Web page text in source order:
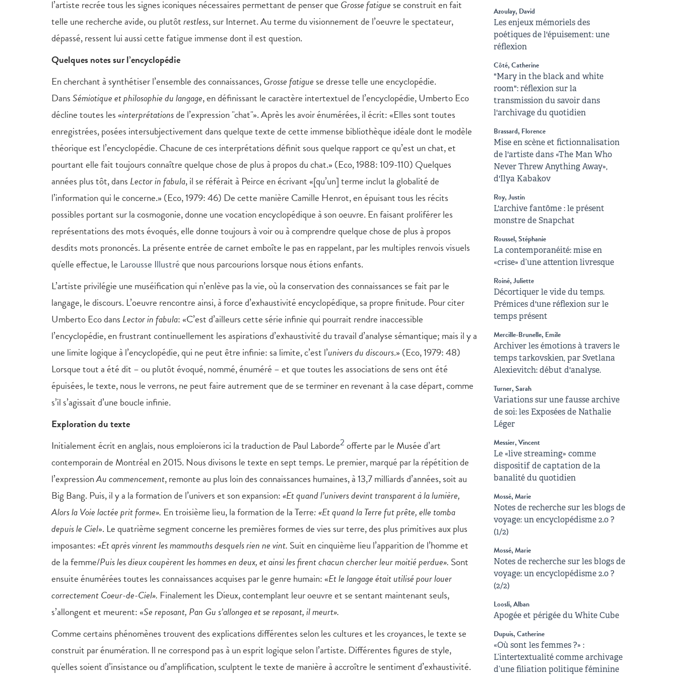
l’artiste recrée tous les signes iconiques nécessaires permettant de penser que Grosse fatigue se construit en fait
telle une recherche avide, ou plutôtrestless, sur Internet. Au terme du visionnement de l’oeuvre le spectateur,
dépassé, ressent lui aussi cette fatigue immense dont il est question.
Quelques notes sur l’encyclopédie
En cherchant à synthétiser l’ensemble des connaissances,Grosse fatigue se dresse telle une encyclopédie.
DansSémiotique et philosophie du langage, en définissant le caractère intertextuel de l’encyclopédie, Umberto Eco
décline toutes les «interprétationsde l’expression "chat"». Après les avoir énumérées, il écrit: «Elles sont toutes
enregistrées, posées intersubjectivement dans quelque texte de cette immense bibliothèque idéale dont le modèle
théorique est l’encyclopédie. Chacune de ces interprétations définit sous quelque rapport ce qu’est un chat, et
pourtant elle fait toujours connaître quelque chose de plus à propos du chat.» (Eco, 1988: 109-110) Quelques
années plus tôt, dans Lector in fabula, il se référait à Peirce en écrivant «[qu’un] terme inclut la globalité de
l’information qui le concerne.» (Eco, 1979: 46) De cette manière Camille Henrot, en épuisant tous les récits
possibles portant sur la cosmogonie, donne une vocation encyclopédique à son oeuvre. En faisant proliférer les
représentations des mots évoqués, elle donne toujours à voir ou à comprendre quelque chose de plus à propos
desdits mots prononcés. La présente entrée de carnet emboîte le pas en rappelant, par les multiples renvois visuels
qu'elle effectue, le Larousse Illustréque nous parcourions lorsque nous étions enfants.
L’artiste privilégie une muséification qui n’enlève pas la vie, où la conservation des connaissances se fait par le
langage, le discours. L’oeuvre rencontre ainsi, à force d’exhaustivité encyclopédique, sa propre finitude. Pour citer
Umberto Eco dans Lector in fabula: «C’est d’ailleurs cette série infinie qui pourrait rendre inaccessible
l’encyclopédie, en frustrant continuellement les aspirations d’exhaustivité du travail d’analyse sémantique; mais il y a
une limite logique à l’encyclopédie, qui ne peut être infinie: sa limite, c’est l’univers du discours.» (Eco, 1979: 48)
Lorsque tout a été dit – ou plutôt évoqué, nommé, énuméré – et que toutes les associations de sens ont été
épuisées, le texte, nous le verrons, ne peut faire autrement que de se terminer en revenant à la case départ, comme
s’il s’agissait d’une boucle infinie.
Exploration du texte
Initialement écrit en anglais, nous emploierons ici la traduction de Paul Laborde2 offerte par le Musée d’art
contemporain de Montréal en 2015. Nous divisons le texte en sept temps. Le premier, marqué par la répétition de
l’expressionAu commencement, remonte au plus loin des connaissances humaines, à 13,7 milliards d’années, soit au
Big Bang. Puis, il y a la formation de l’univers et son expansion:«Et quand l’univers devint transparent à la lumière,
Alors la Voie lactée prit forme». En troisième lieu, la formation de la Terre: «Et quand la Terre fut prête, elle tomba
depuis le Ciel». Le quatrième segment concerne les premières formes de vies sur terre, des plus primitives aux plus
imposantes:«Et après vinrent les mammouths desquels rien ne vint. Suit en cinquième lieu l’apparition de l’homme et
de la femme/Puis les dieux coupèrent les hommes en deux, et ainsi les firent chacun chercher leur moitié perdue». Sont
ensuite énumérées toutes les connaissances acquises par le genre humain: «Et le langage était utilisé pour louer
correctement Coeur-de-Ciel». Finalement les Dieux, contemplant leur oeuvre et se sentant maintenant seuls,
s’allongent et meurent: «Se reposant, Pan Gu s’allongea et se reposant, il meurt».
Comme certains phénomènes trouvent des explications différentes selon les cultures et les croyances, le texte se
construit par énumération. Il ne correspond pas à un esprit logique selon l’artiste. Différentes figures de style,
qu'elles soient d’insistance ou d’amplification, sculptent le texte de manière à accroître le sentiment d’exhaustivité.
Azoulay, David
Les enjeux mémoriels des
poétiques de l'épuisement: une
réflexion
Côté, Catherine
"Mary in the black and white
room": réflexion sur la
transmission du savoir dans
l'archivage du quotidien
Brassard, Florence
Mise en scène et fictionnalisation
de l'artiste dans «The Man Who
Never Threw Anything Away»,
d'Ilya Kabakov
Roy, Justin
L'archive fantôme : le présent
monstre de Snapchat
Roussel, Stéphanie
La contemporanéité: mise en
«crise» d’une attention livresque
Roiné, Juliette
Décortiquer le vide du temps.
Prémices d'une réflexion sur le
temps présent
Mercille-Brunelle, Emile
Archiver les émotions à travers le
temps tarkovskien, par Svetlana
Alexievitch: début d'analyse.
Turner, Sarah
Variations sur une fausse archive
de soi: les Exposées de Nathalie
Léger
Messier, Vincent
Le «live streaming» comme
dispositif de captation de la
banalité du quotidien
Mossé, Marie
Notes de recherche sur les blogs de
voyage: un encyclopédisme 2.0 ?
(1/2)
Mossé, Marie
Notes de recherche sur les blogs de
voyage: un encyclopédisme 2.0 ?
(2/2)
Loosli, Alban
Apogée et périgée du White Cube
Dupuis, Catherine
«Où sont les femmes ?» :
L’intertextualité comme archivage
d’une filiation politique féminine